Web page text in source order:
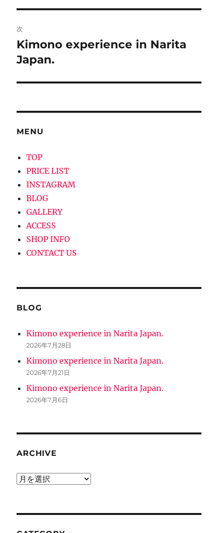
ビ
ゲ
ー
ン
稿:
次
次
の
稿:
Kimono experience in Narita
Japan.
MENU
TOP
PRICE LIST
INSTAGRAM
BLOG
GALLERY
ACCESS
SHOP INFO
CONTACT US
BLOG
Kimono experience in Narita Japan.
2026年7月28日
Kimono experience in Narita Japan.
2026年7月21日
Kimono experience in Narita Japan.
2026年7月6日
ARCHIVE
ARCHIVE